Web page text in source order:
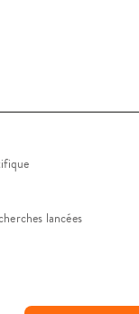
lancées